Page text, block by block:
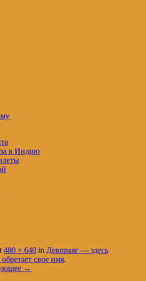
в Индию
480 × 640 in Девпраяг — здесь
свое имя.
→